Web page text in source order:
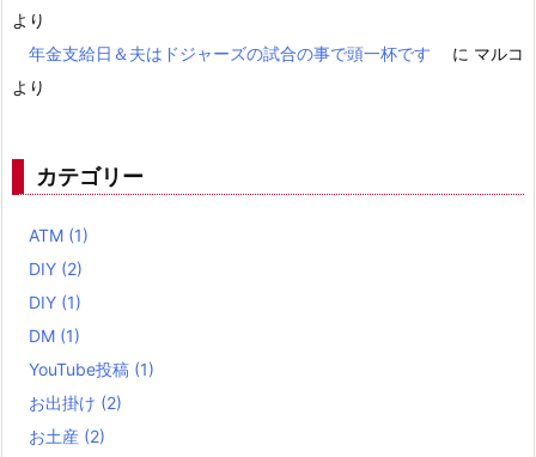
より
年金支給日＆夫はドジャーズの試合の事で頭一杯です
に マルコ
より
カテゴリー
ATM (1)
DIY (2)
DIY (1)
DM (1)
YouTube投稿 (1)
お出掛け (2)
お土産 (2)